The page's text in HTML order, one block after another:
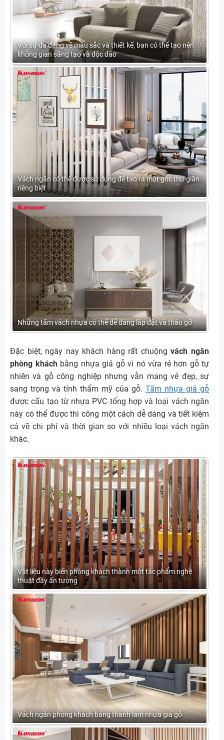
Với sự đa dạng về màu sắc và thiết kế, bạn có thể tạo nên
không gian sáng tạo và độc đáo
Vách ngăn có thể được sử dụng để tạo ra một góc thư giãn
riêng biệt
Những tấm vách nhựa có thể dễ dàng lắp đặt và tháo gỡ
Đặc biệt, ngày nay khách hàng rất chuộngvách ngăn
phòng kháchbằng nhựa giả gỗ vì nó vừa rẻ hơn gỗ tự
nhiên và gỗ công nghiệp nhưng vẫn mang vẻ đẹp, sự
sang trọng và tính thẩm mỹ của gỗ. Tấm nhựa giả gỗ
được cấu tạo từ nhựa PVC tổng hợp và loại vách ngăn
này có thể được thi công một cách dễ dàng và tiết kiệm
cả về chi phí và thời gian so với nhiều loại vách ngăn
khác.
Vật liệu này biến phòng khách thành một tác phẩm nghệ
thuật đầy ấn tượng
Vách ngăn phòng khách bằng thanh lam nhựa giả gỗ